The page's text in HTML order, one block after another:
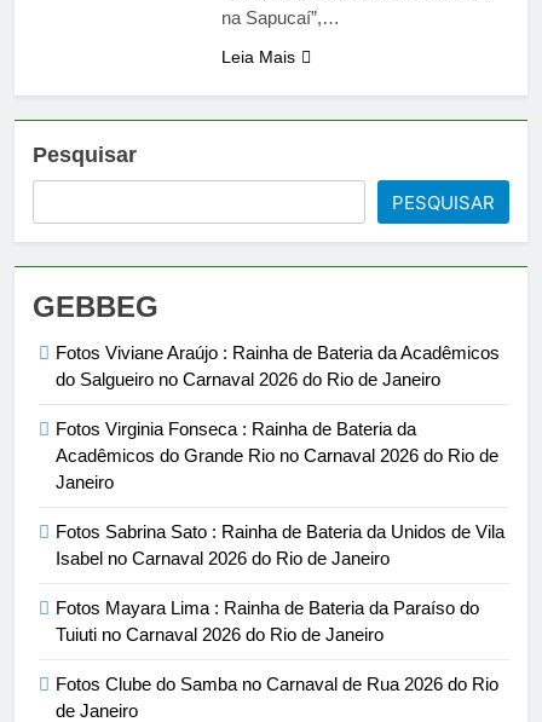
na Sapucaí”,…
Leia Mais
Pesquisar
PESQUISAR
GEBBEG
Fotos Viviane Araújo : Rainha de Bateria da Acadêmicos
do Salgueiro no Carnaval 2026 do Rio de Janeiro
Fotos Virginia Fonseca : Rainha de Bateria da
Acadêmicos do Grande Rio no Carnaval 2026 do Rio de
Janeiro
Fotos Sabrina Sato : Rainha de Bateria da Unidos de Vila
Isabel no Carnaval 2026 do Rio de Janeiro
Fotos Mayara Lima : Rainha de Bateria da Paraíso do
Tuiuti no Carnaval 2026 do Rio de Janeiro
Fotos Clube do Samba no Carnaval de Rua 2026 do Rio
de Janeiro